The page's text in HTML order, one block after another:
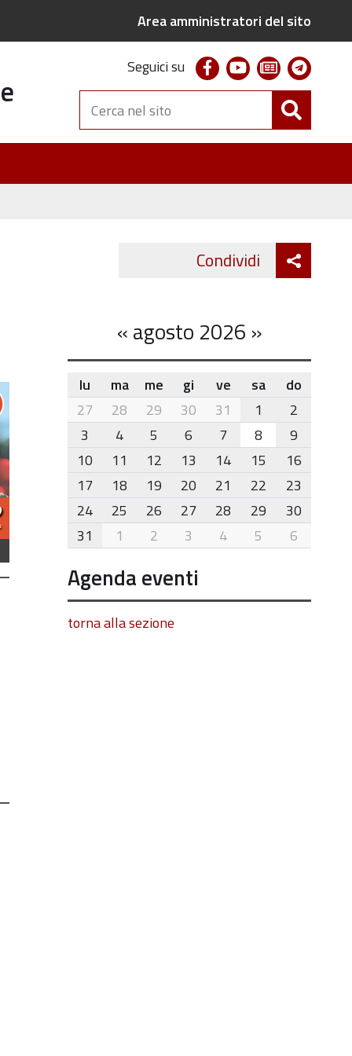
Area amministratori del sito
Seguici su facebookyoutubenewsletter
Cerca
nel
sito
Condividi Twitter
«agosto 2026 »
month-
8
lu ma me gi ve sa
do
27
28 29 30 31 1
2
3
4 5 6 7 8
9
10
11 12 13 14 15
16
17
18 19 20 21 22
23
24
25 26 27 28 29
30
31
1 2 3 4 5 6
Agenda eventi
torna alla sezione